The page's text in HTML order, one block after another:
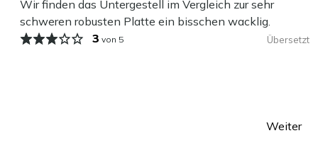
Wir finden das Untergestell im Vergleich zur sehr
schweren robusten Platte ein bisschen wacklig.
3 von 5 Übersetzt
Seite
Weiter